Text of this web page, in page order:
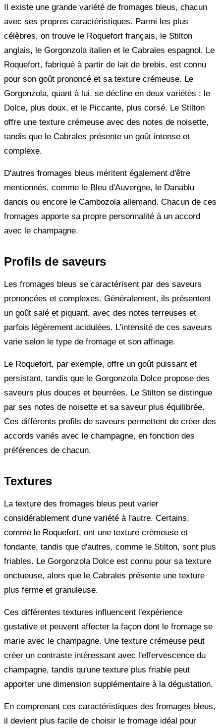
Il existe une grande variété de fromages bleus, chacun
avec ses propres caractéristiques. Parmi les plus
célèbres, on trouve le Roquefort français, le Stilton
anglais, le Gorgonzola italien et le Cabrales espagnol. Le
Roquefort, fabriqué à partir de lait de brebis, est connu
pour son goût prononcé et sa texture crémeuse. Le
Gorgonzola, quant à lui, se décline en deux variétés : le
Dolce, plus doux, et le Piccante, plus corsé. Le Stilton
offre une texture crémeuse avec des notes de noisette,
tandis que le Cabrales présente un goût intense et
complexe.
D'autres fromages bleus méritent également d'être
mentionnés, comme le Bleu d'Auvergne, le Danablu
danois ou encore le Cambozola allemand. Chacun de ces
fromages apporte sa propre personnalité à un accord
avec le champagne.
Profils de saveurs
Les fromages bleus se caractérisent par des saveurs
prononcées et complexes. Généralement, ils présentent
un goût salé et piquant, avec des notes terreuses et
parfois légèrement acidulées. L'intensité de ces saveurs
varie selon le type de fromage et son affinage.
Le Roquefort, par exemple, offre un goût puissant et
persistant, tandis que le Gorgonzola Dolce propose des
saveurs plus douces et beurrées. Le Stilton se distingue
par ses notes de noisette et sa saveur plus équilibrée.
Ces différents profils de saveurs permettent de créer des
accords variés avec le champagne, en fonction des
préférences de chacun.
Textures
La texture des fromages bleus peut varier
considérablement d'une variété à l'autre. Certains,
comme le Roquefort, ont une texture crémeuse et
fondante, tandis que d'autres, comme le Stilton, sont plus
friables. Le Gorgonzola Dolce est connu pour sa texture
onctueuse, alors que le Cabrales présente une texture
plus ferme et granuleuse.
Ces différentes textures influencent l'expérience
gustative et peuvent affecter la façon dont le fromage se
marie avec le champagne. Une texture crémeuse peut
créer un contraste intéressant avec l'effervescence du
champagne, tandis qu'une texture plus friable peut
apporter une dimension supplémentaire à la dégustation.
En comprenant ces caractéristiques des fromages bleus,
il devient plus facile de choisir le fromage idéal pour